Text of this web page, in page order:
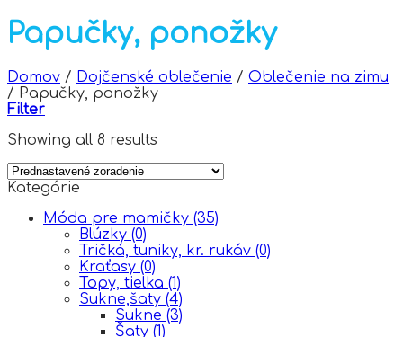
Papučky, ponožky
Domov / Dojčenské oblečenie / Oblečenie na zimu
/ Papučky, ponožky
Filter
Showing all 8 results
Kategórie
Móda pre mamičky (35)
Blúzky (0)
Tričká, tuniky, kr. rukáv (0)
Kraťasy (0)
Topy, tielka (1)
Sukne,šaty (4)
Sukne (3)
Šaty (1)